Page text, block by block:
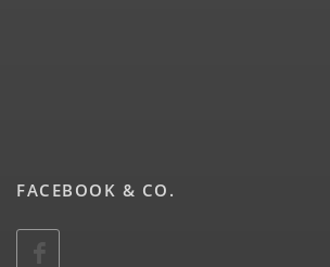
FACEBOOK & CO.